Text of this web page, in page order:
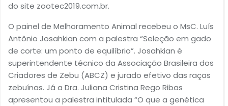
do site zootec2019.com.br.
O painel de Melhoramento Animal recebeu o MsC. Luís
Antônio Josahkian com a palestra “Seleção em gado
de corte: um ponto de equilíbrio”. Josahkian é
superintendente técnico da Associação Brasileira dos
Criadores de Zebu (ABCZ) e jurado efetivo das raças
zebuínas. Já a Dra. Juliana Cristina Rego Ribas
apresentou a palestra intitulada “O que a genética